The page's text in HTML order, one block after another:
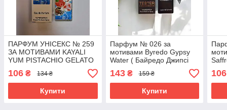
ПАРФУМ УНІСЕКС № 259
ЗА МОТИВАМИ KAYALI
YUM PISTACHIO GELATO
| 33 ( КАЯЛІ ДЖАМ
ПІСТАЧІО ДЖЕЛАТО ) 40
МЛ ОПТ
106 ₴ 134 ₴
Купити
Парфум № 026 за
мотивами Byredo Gypsy
Water ( Байредо Джипсі
Воте ) 65 МЛ
143₴ 159 ₴
Купити
106